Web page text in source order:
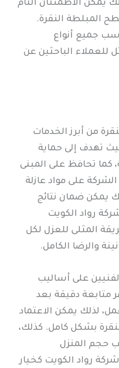
يمكن الاطمئنان التام
المبلطة النقرة.
جميع أنواع
للعملاء الباحثين عن
من أبرز الخدمات
تهدف إلى حماية
كما تحافظ على المبنى
على مواد عازلة
يمكن ضمان نتائج
رواد الكويت
المثلى للعزل لكل
والرضا الكامل.
على أساليب
متابعة دقيقة بعد
لذلك يمكن الاعتماد
بشكل كامل. كذلك،
حجم المنزل
رواد الكويت كخيار